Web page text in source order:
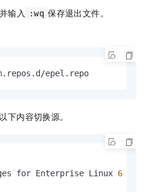
输入 :wq 保存退出文件。
epel.repo
下内容切换源。
for Enterprise Linux 6